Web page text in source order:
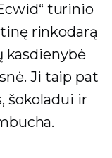
turinio
rinkodarą
kasdienybė
Ji taip pat
šokoladui ir